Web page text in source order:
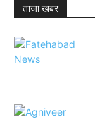
ताजा खबर